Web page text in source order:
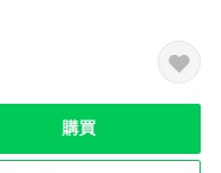
購買